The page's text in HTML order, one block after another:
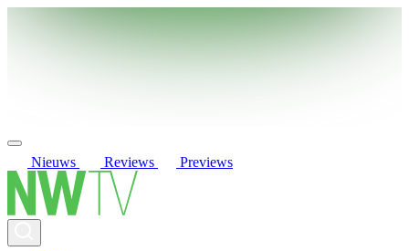
Nieuws Reviews Previews